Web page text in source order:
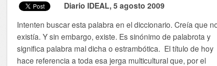
Diario IDEAL, 5 agosto 2009
Intenten buscar esta palabra en el diccionario. Creía que
existía. Y sin embargo, existe. Es sinónimo de palabrota y
significa palabra mal dicha o estrambótica. El título de hoy
hace referencia a toda esa jerga multicultural que, por el